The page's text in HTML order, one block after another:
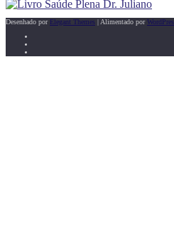
Desenhado por Elegant Themes | Alimentado por